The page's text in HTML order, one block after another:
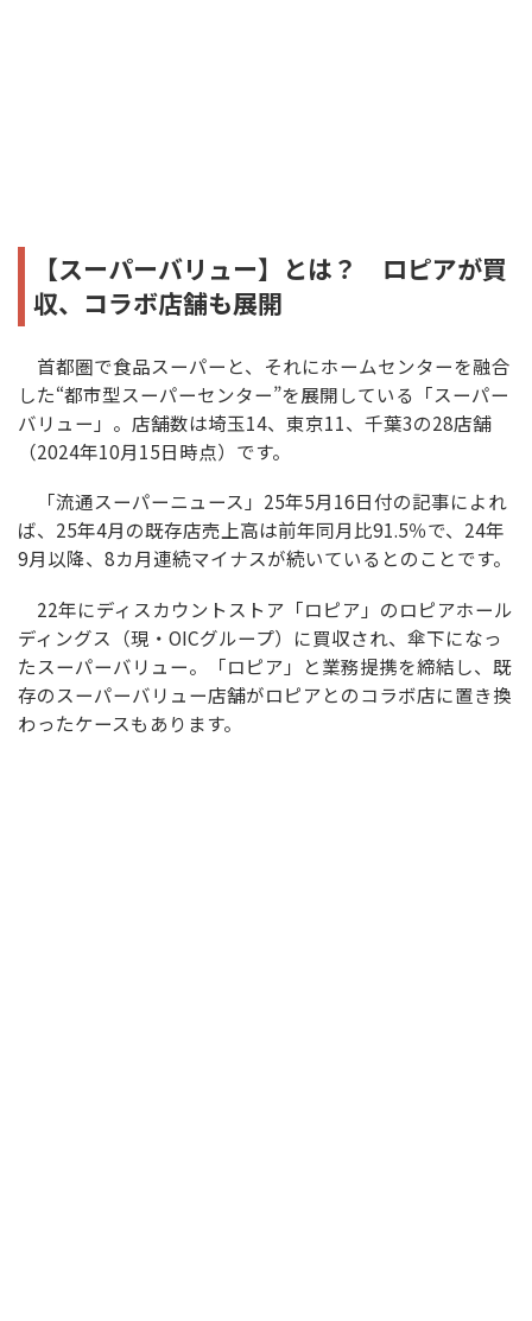
【スーパーバリュー】とは？ ロピアが買
収、コラボ店舗も展開
首都圏で食品スーパーと、それにホームセンターを融合
した“都市型スーパーセンター”を展開している「スーパー
バリュー」。店舗数は埼玉14、東京11、千葉3の28店舗
（2024年10月15日時点）です。
「流通スーパーニュース」25年5月16日付の記事によれ
ば、25年4月の既存店売上高は前年同月比91.5％で、24年
9月以降、8カ月連続マイナスが続いているとのことです。
22年にディスカウントストア「ロピア」のロピアホール
ディングス（現・OICグループ）に買収され、傘下になっ
たスーパーバリュー。「ロピア」と業務提携を締結し、既
存のスーパーバリュー店舗がロピアとのコラボ店に置き換
わったケースもあります。